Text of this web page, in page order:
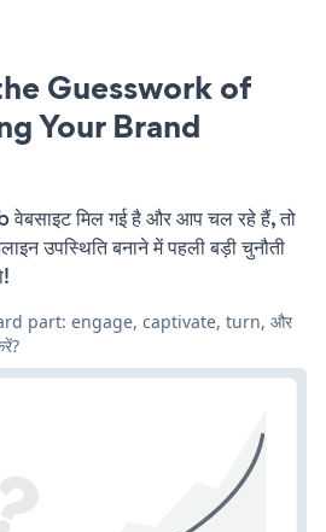
Guesswork of
Your Brand
मिल गई है और आप चल रहे हैं, तो
उपस्थिति बनाने में पहली बड़ी चुनौती
part: engage, captivate, turn, और